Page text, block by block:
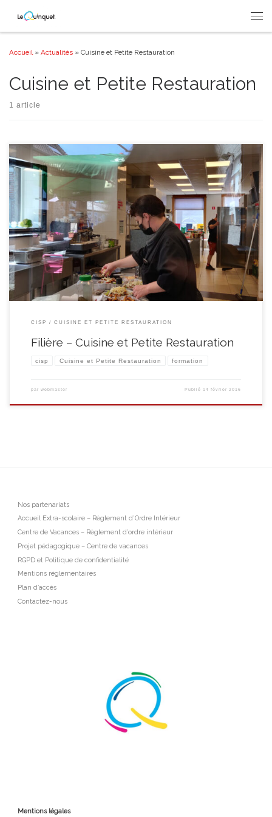
Passer au contenu
Accueil » Actualités » Cuisine et Petite Restauration
Cuisine et Petite Restauration
1 article
APERÇU DU PROGRAMME DE FORMATION Que ce soit en termes
d’activités-clés et compétences, d’aptitudes et de savoirs, les objectifs à
atteindre sont : Ranger et participer à l’état de stock des produits ;
Participer à la mise en place générale ; Participer à la réalisation de
préparations froides ; Participer à la réalisation de […]
CISP CUISINE ET PETITE RESTAURATION
Filière – Cuisine et Petite Restauration
cisp Cuisine et Petite Restauration formation
par webmaster Publié 14 février 2016
Nos partenariats
Accueil Extra-scolaire – Règlement d’Ordre Intérieur
Centre de Vacances – Règlement d’ordre intérieur
Projet pédagogique – Centre de vacances
RGPD et Politique de confidentialité
Mentions réglementaires
Plan d’accès
Contactez-nous
Mentions légales